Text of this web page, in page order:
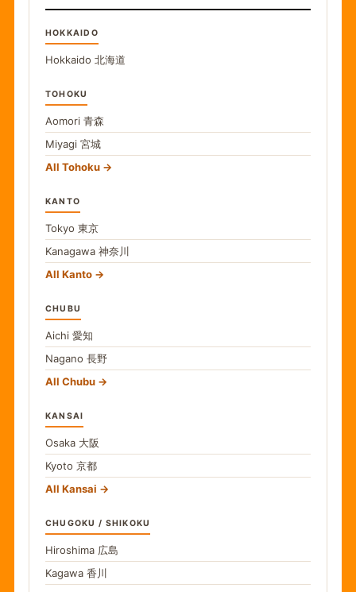
HOKKAIDO
Hokkaido 北海道
TOHOKU
Aomori 青森
Miyagi 宮城
All Tohoku
KANTO
Tokyo 東京
Kanagawa 神奈川
All Kanto
CHUBU
Aichi 愛知
Nagano 長野
All Chubu
KANSAI
Osaka 大阪
Kyoto 京都
All Kansai
CHUGOKU / SHIKOKU
Hiroshima 広島
Kagawa 香川